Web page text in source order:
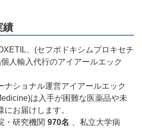
績
、(セフポドキシムプロキセチ
人輸入代行のアイアールエック
ナショナル運営アイアールエック
は入手が困難な医薬品や未
お届けします。
・研究機関 970名
、私立大学病